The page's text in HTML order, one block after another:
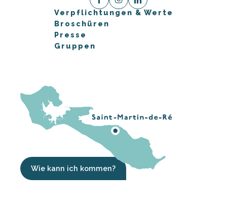
Verpflichtungen & Werte
Broschüren
Presse
Gruppen
Wie kann ich kommen?